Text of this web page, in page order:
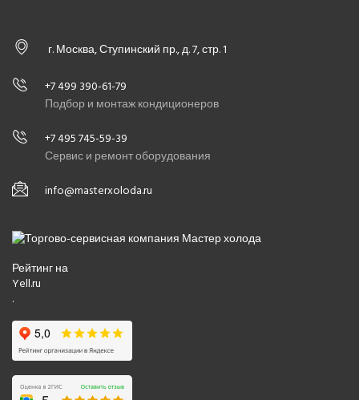
г. Москва, Ступинский пр., д. 7, стр. 1
+7 499 390-61-79
Подбор и монтаж кондиционеров
+7 495 745-59-39
Сервис и ремонт оборудования
info@masterxoloda.ru
Рейтинг на
Yell.ru
.